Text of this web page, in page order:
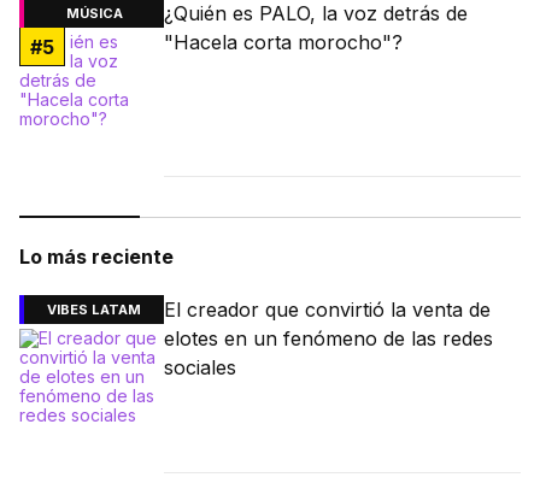
MÚSICA
#5
¿Quién es PALO, la voz detrás de
"Hacela corta morocho"?
Lo más reciente
VIBES LATAM
El creador que convirtió la venta de
elotes en un fenómeno de las redes
sociales